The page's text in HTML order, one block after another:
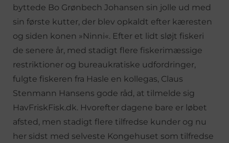
byttede Bo Grønbech Johansen sin jolle ud med
sin første kutter, der blev opkaldt efter kæresten
og siden konen »Ninni«. Efter et lidt sløjt fiskeri
de senere år, med stadigt flere fiskerimæssige
restriktioner og bureaukratiske udfordringer,
fulgte fiskeren fra Hasle en kollegas, Claus
Stenmann Hansens gode råd, at tilmelde sig
HavFriskFisk.dk. Hvorefter dagene bare er løbet
afsted, men stadigt flere tilfredse kunder og nu
her sidst med selveste Kongehuset som tilfredse